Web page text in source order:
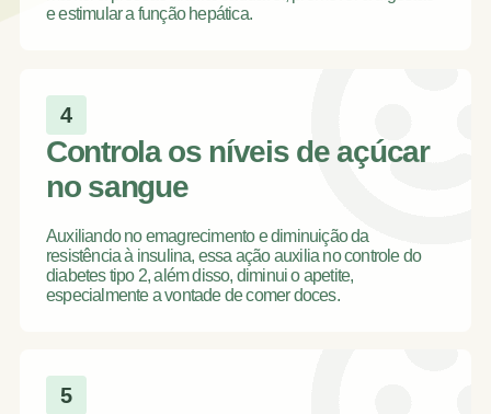
e estimular a função hepática.
4
Controla os níveis de açúcar
no sangue
Auxiliando no emagrecimento e diminuição da
resistência à insulina, essa ação auxilia no controle do
diabetes tipo 2, além disso, diminui o apetite,
especialmente a vontade de comer doces.
5